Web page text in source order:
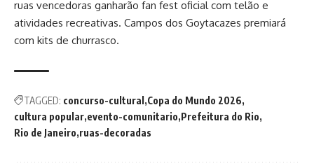
ruas vencedoras ganharão fan fest oficial com telão e
atividades recreativas. Campos dos Goytacazes premiará
com kits de churrasco.
TAGGED: concurso-cultural Copa do Mundo 2026
cultura popular evento-comunitario Prefeitura do Rio
Rio de Janeiro ruas-decoradas